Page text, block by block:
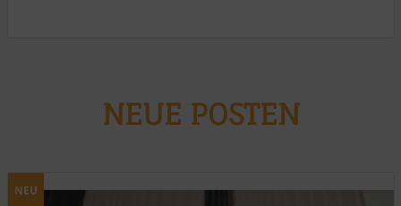
NEU
NEUE POSTEN